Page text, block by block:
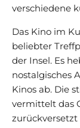
verschiedene
Das Kino im
beliebter
der Insel. Es
nostalgisches
Kinos ab. Die
vermittelt das